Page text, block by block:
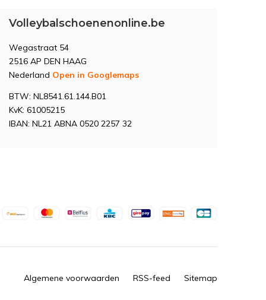
Volleybalschoenenonline.be
Wegastraat 54
2516 AP DEN HAAG
Nederland Open in Googlemaps
BTW: NL8541.61.144.B01
KvK: 61005215
IBAN: NL21 ABNA 0520 2257 32
Algemene voorwaarden RSS-feed Sitemap